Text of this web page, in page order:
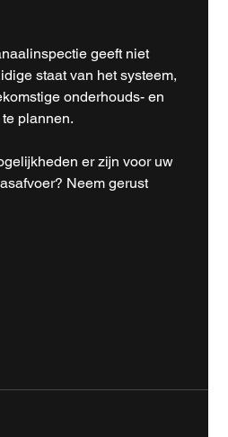
geeft niet
staat van het systeem,
onderhouds- en
plannen.
er zijn voor uw
Neem gerust